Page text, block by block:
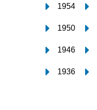
1954
1950
1946
1936